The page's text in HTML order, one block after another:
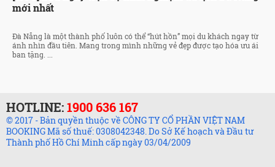
mới nhất
Đà Nẵng là một thành phố luôn có thể “hút hồn” mọi du khách ngay từ
ánh nhìn đầu tiên. Mang trong mình những vẻ đẹp được tạo hóa ưu ái
ban tặng. ...
HOTLINE:1900 636 167
© 2017 - Bản quyền thuộc về CÔNG TY CỔ PHẦN VIỆT NAM
BOOKING Mã số thuế: 0308042348. Do Sở Kế hoạch và Đầu tư
Thành phố Hồ Chí Minh cấp ngày 03/04/2009